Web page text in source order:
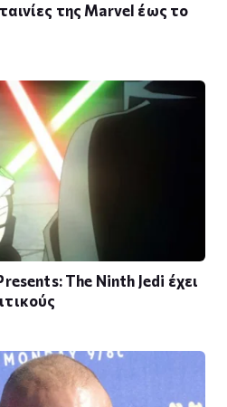
της Marvel έως το
The Ninth Jedi έχει